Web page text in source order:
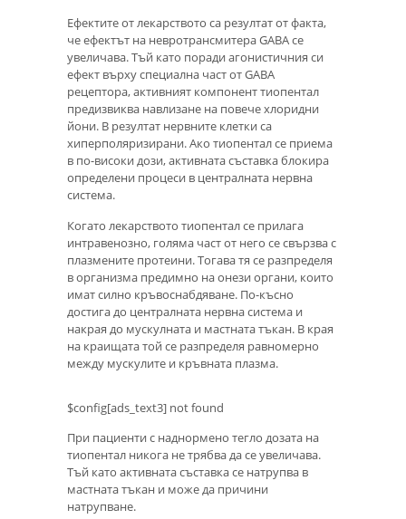
Ефектите от лекарството са резултат от факта,
че ефектът на невротрансмитера GABA се
увеличава. Тъй като поради агонистичния си
ефект върху специална част от GABA
рецептора, активният компонент тиопентал
предизвиква навлизане на повече хлоридни
йони. В резултат нервните клетки са
хиперполяризирани. Ако тиопентал се приема
в по-високи дози, активната съставка блокира
определени процеси в централната нервна
система.
Когато лекарството тиопентал се прилага
интравенозно, голяма част от него се свързва с
плазмените протеини. Тогава тя се разпределя
в организма предимно на онези органи, които
имат силно кръвоснабдяване. По-късно
достига до централната нервна система и
накрая до мускулната и мастната тъкан. В края
на краищата той се разпределя равномерно
между мускулите и кръвната плазма.
$config[ads_text3] not found
При пациенти с наднормено тегло дозата на
тиопентал никога не трябва да се увеличава.
Тъй като активната съставка се натрупва в
мастната тъкан и може да причини
натрупване.